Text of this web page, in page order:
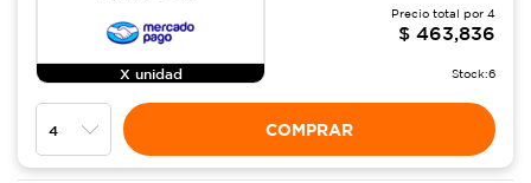
X unidad
Precio total por 4
$ 463,836
Stock:6
COMPRAR